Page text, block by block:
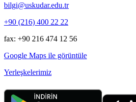
bilgi@uskudar.edu.tr
+90 (216) 400 22 22
fax: +90 216 474 12 56
Google Maps ile görüntüle
Yerleşkelerimiz